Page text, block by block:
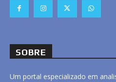
SOBRE
Um portal especializado em